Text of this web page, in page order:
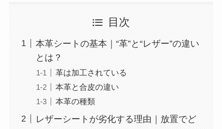
目次
本革シートの基本｜“革”と“レザー”の違い
とは？
革は加工されている
本革と合皮の違い
本革の種類
レザーシートが劣化する理由｜放置でど